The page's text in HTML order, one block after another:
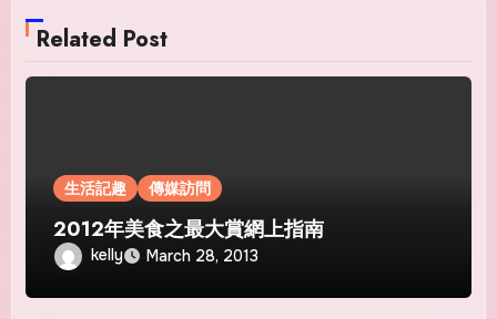
Related Post
生活記趣 傳媒訪問
2012年美食之最大賞網上指南
kelly March 28, 2013